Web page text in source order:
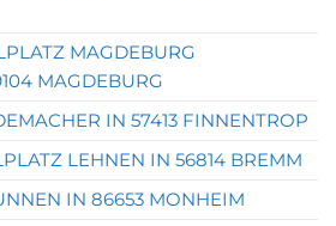
MAGDEBURG
MAGDEBURG
IN 57413 FINNENTROP
LEHNEN IN 56814 BREMM
IN 86653 MONHEIM